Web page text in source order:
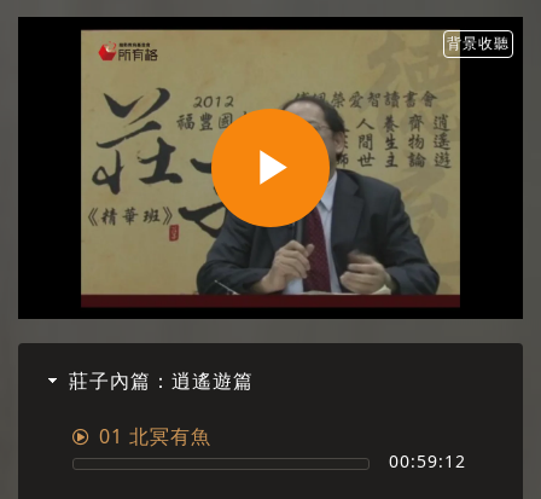
背景收聽
Play
Video
莊子內篇：逍遙遊篇
01 北冥有魚
00:59:12